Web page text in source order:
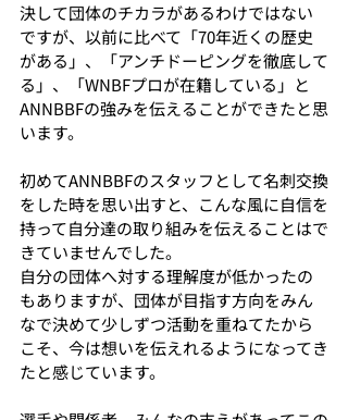
決して団体のチカラがあるわけではない
ですが、以前に比べて「70年近くの歴史
がある」、「アンチドーピングを徹底して
る」、「WNBFプロが在籍している」と
ANNBBFの強みを伝えることができたと思
います。
初めてANNBBFのスタッフとして名刺交換
をした時を思い出すと、こんな風に自信を
持って自分達の取り組みを伝えることはで
きていませんでした。
自分の団体へ対する理解度が低かったの
もありますが、団体が目指す方向をみん
なで決めて少しずつ活動を重ねてたから
こそ、今は想いを伝えれるようになってき
たと感じています。